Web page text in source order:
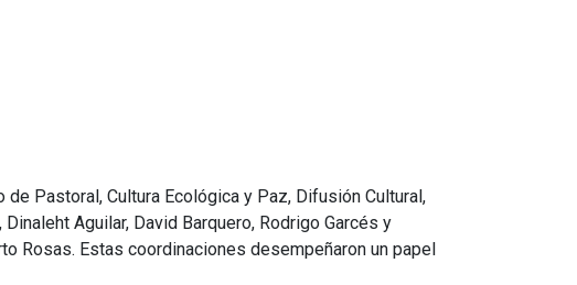
Pastoral, Cultura Ecológica y Paz, Difusión Cultural,
Aguilar, David Barquero, Rodrigo Garcés y
Rosas. Estas coordinaciones desempeñaron un papel